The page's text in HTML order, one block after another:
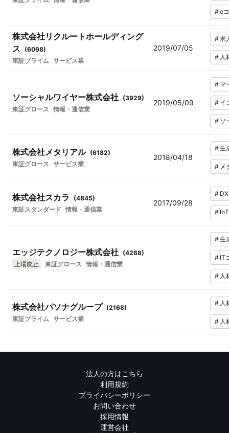
#e
株式会社リクルートホールディング
ス
(6098)
東証プライム サービス業
2019/07/05
#求
# 人
ソーシャルワイヤー株式会社 (3929)
東証グロース 情報・通信業
2019/05/09
# マ
# イ
# ソ
株式会社メタリアル (6182)
東証グロース サービス業
2018/04/18
#生
# メ
株式会社スカラ (4845)
東証スタンダード 情報・通信業
2017/09/28
# DX
# IoT
エッジテクノロジー株式会社 (4268)
上場廃止
東証グロース 情報・通信業
#生
# IT
# 人
株式会社パソナグループ (2168)
東証プライム サービス業
# 人
# 人
法人の方はこちら
利用規約
プライバシーポリシー
お問い合わせ
採用情報
運営会社